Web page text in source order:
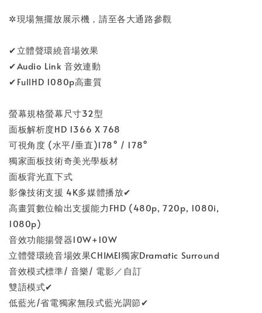
補(其他/運費/安裝/壁掛)用1元=數量1(請按照
客服聊聊後下單)
NT$ 2
✲現場無擺放展示機，請至各大通路參觀
✔︎立體聲環繞音場效果
✔︎Audio Link 音效連動
✔︎FullHD 1080p高畫質
螢幕規格螢幕尺寸32型
面板解析度HD 1366 X 768
可視角度 (水平/垂直)178° / 178°
獨家面板技術奇美光學板材
面板背光直下式
影像技術支援 4K多媒體播放✔
高畫質數位輸出支援能力FHD (480p, 720p, 1080i,
1080p)
音效功能揚聲器10W+10W
立體聲環繞音場效果CHIMEI獨家Dramatic Surround
音效模式標準/ 音樂/ 電影／自訂
雙語模式✔
低藍光/省電獨家無段式藍光調節✔